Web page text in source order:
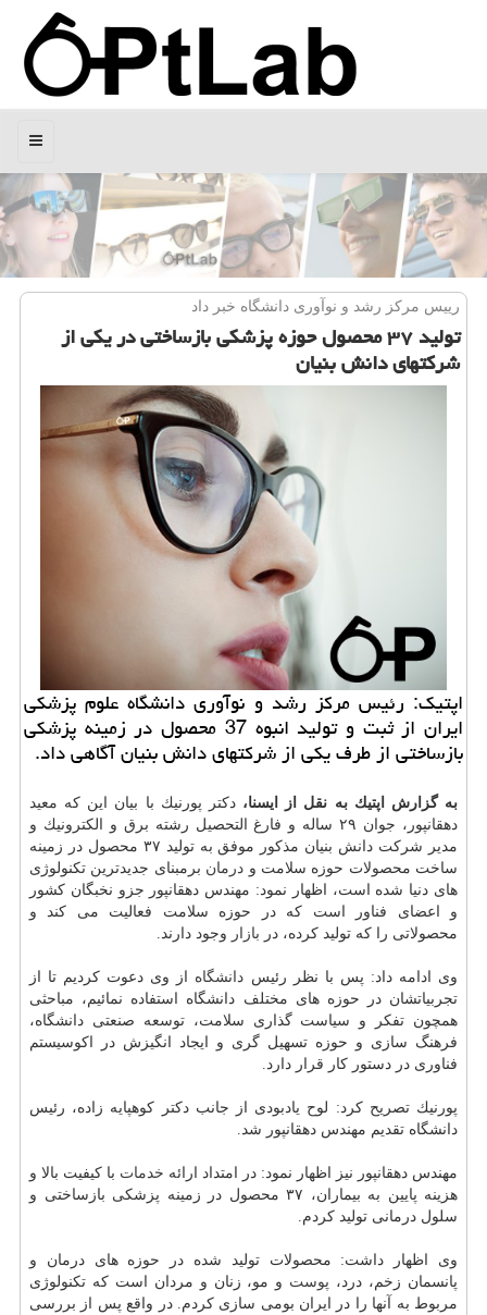
منو
رییس مركز رشد و نوآوری دانشگاه خبر داد
تولید ۳۷ محصول حوزه پزشكی بازساختی در یكی از
شركتهای دانش بنیان
اپتیك: رئیس مركز رشد و نوآوری دانشگاه علوم پزشكی
ایران از ثبت و تولید انبوه 37 محصول در زمینه پزشكی
بازساختی از طرف یكی از شركتهای دانش بنیان آگاهی داد.
به گزارش اپتیك به نقل از ایسنا،دكتر پورنیك با بیان این كه معید
دهقانپور، جوان ۲۹ ساله و فارغ التحصیل رشته برق و الكترونیك و
مدیر شركت دانش بنیان مذكور موفق به تولید ۳۷ محصول در زمینه
ساخت محصولات حوزه سلامت و درمان برمبنای جدیدترین تكنولوژی
های دنیا شده است، اظهار نمود: مهندس دهقانپور جزو نخبگان كشور
و اعضای فناور است كه در حوزه سلامت فعالیت می كند و
محصولاتی را كه تولید كرده، در بازار وجود دارند.
وی ادامه داد: پس با نظر رئیس دانشگاه از وی دعوت كردیم تا از
تجربیاتشان در حوزه های مختلف دانشگاه استفاده نمائیم، مباحثی
همچون تفكر و سیاست گذاری سلامت، توسعه صنعتی دانشگاه،
فرهنگ سازی و حوزه تسهیل گری و ایجاد انگیزش در اكوسیستم
فناوری در دستور كار قرار دارد.
پورنیك تصریح كرد: لوح یادبودی از جانب دكتر كوهپایه زاده، رئیس
دانشگاه تقدیم مهندس دهقانپور شد.
مهندس دهقانپور نیز اظهار نمود: در امتداد ارائه خدمات با كیفیت بالا و
هزینه پایین به بیماران، ۳۷ محصول در زمینه پزشكی بازساختی و
سلول درمانی تولید كردم.
وی اظهار داشت: محصولات تولید شده در حوزه های درمان و
پانسمان زخم، درد، پوست و مو، زنان و مردان است كه تكنولوژی
مربوط به آنها را در ایران بومی سازی كردم. در واقع پس از بررسی